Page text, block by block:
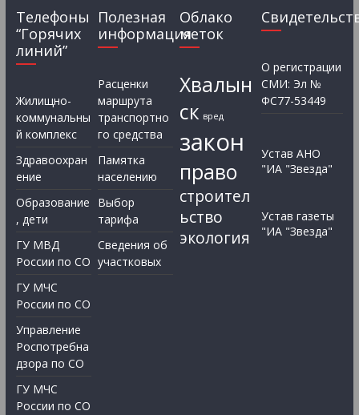
Телефоны
“Горячих
линий”
Жилищно-
коммунальны
й комплекс
Здравоохран
ение
Образование
, дети
ГУ МВД
России по СО
ГУ МЧС
России по СО
Управление
Роспотребна
дзора по СО
ГУ МЧС
России по СО
Полезная
информация
Расценки
маршрута
транспортно
го средства
Памятка
населению
Выбор
тарифа
Сведения об
участковых
Облако
меток
Хвалын
ск вред
закон
право
строител
ьство
экология
О регистрации
СМИ: Эл №
ФС77-53449
Устав АНО
"ИА "Звезда"
Устав газеты
"ИА "Звезда"